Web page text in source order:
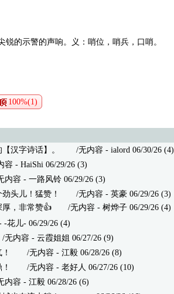
的示警的声响。义：哨位，哨兵，口哨。
100%(1)
汉字诗话】。
/无内容 - ialord 06/30/26 (4)
- HaiShi 06/29/26 (3)
容 - 一路风铃 06/29/26 (3)
头儿！猛赞！
/无内容 - 英豪 06/29/26 (3)
，非常赞👍/无内容 - 树烨子 06/29/26 (4)
儿- 06/29/26 (4)
容 - 云霞姐姐 06/27/26 (9)
/无内容 - 江毅 06/28/26 (8)
/无内容 - 老好人 06/27/26 (10)
容 - 江毅 06/28/26 (6)